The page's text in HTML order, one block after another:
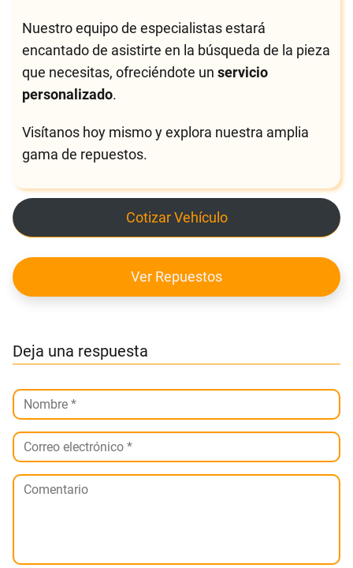
Nuestro equipo de especialistas estará
encantado de asistirte en la búsqueda de la pieza
que necesitas, ofreciéndote unservicio
personalizado.
Visítanos hoy mismo y explora nuestra amplia
gama de repuestos.
Cotizar Vehículo
Ver Repuestos
Deja una respuesta